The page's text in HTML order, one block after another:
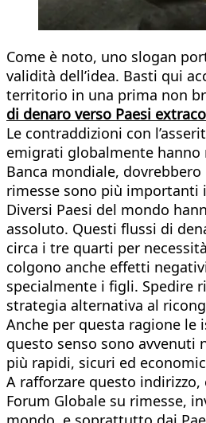
Come è noto, uno slogan
validità dell’idea. Basti qui
territorio in una prima non
di denaro verso Paesi
Le contraddizioni con
emigrati globalmente hanno
Banca mondiale,
rimesse sono più importanti
Diversi Paesi del mondo
assoluto. Questi flussi di
circa i tre quarti per
colgono anche effetti
specialmente i figli. Spedire
strategia alternativa al
Anche per questa ragione
questo senso sono avvenuti
più rapidi, sicuri ed
A rafforzare questo
Forum Globale su rimesse,